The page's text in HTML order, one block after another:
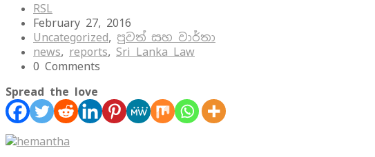
RSL
February 27, 2016
Uncategorized, පුවත් සහ වාර්තා
news, reports, Sri Lanka Law
0 Comments
Spread the love